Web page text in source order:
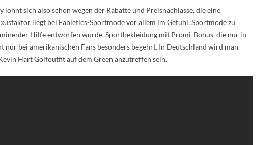
sich also schon wegen der Rabatte und Preisnachlässe, die eine
liegt bei Fabletics-Sportmode vor allem im Gefühl, Sportmode zu
Hilfe entworfen wurde. Sportbekleidung mit Promi-Bonus, die nur in
bei amerikanischen Fans besonders begehrt. In Deutschland wird man
Hart Golfoutfit auf dem Green anzutreffen sein.